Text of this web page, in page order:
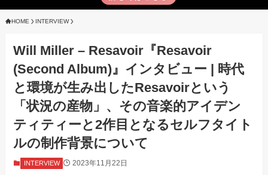
HOME INTERVIEW
Will Miller – Resavoir『Resavoir
(Second Album)』インタビュー | 時代
と環境が生み出したResavoirという
「状況の産物」、その音楽的アイデン
ティティーと2作目となるセルフタイト
ルの制作背景について
INTERVIEW 2023年11月22日